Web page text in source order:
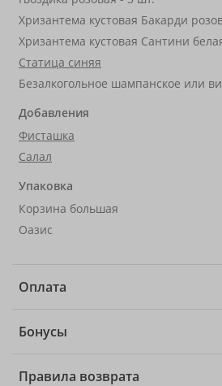
Хризантема кустовая Бакарди
Хризантема кустовая Сантини
Статица синяя
Безалкогольное шампанское или
Добавления
Фисташка
Салал
Упаковка
Корзина большая
Оазис
Оплата
Бонусы
Правила возврата